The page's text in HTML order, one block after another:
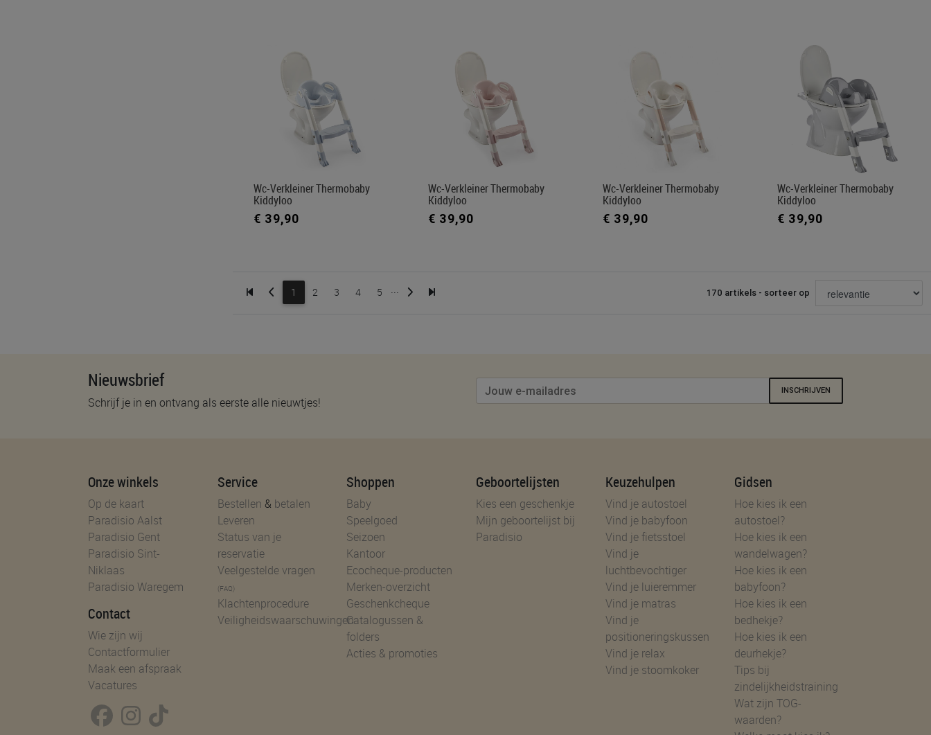
Wc-Verkleiner Thermobaby
Kiddyloo
€ 39,90
Wc-Verkleiner Thermobaby
Kiddyloo
€ 39,90
Wc-Verkleiner Thermobaby
Kiddyloo
€ 39,90
Wc-Verkleiner Thermobaby
Kiddyloo
€ 39,90
1 2 3 4 5 ... 170 artikels - sorteer op
Nieuwsbrief
Schrijf je in en ontvang als eerste alle nieuwtjes!
INSCHRIJVEN
Onze winkels
Op de kaart
Paradisio Aalst
Paradisio Gent
Paradisio Sint-
Niklaas
Paradisio Waregem
Contact
Wie zijn wij
Contactformulier
Maak een afspraak
Vacatures
Service
Bestellen & betalen
Leveren
Status van je
reservatie
Veelgestelde vragen
(FAQ)
Klachtenprocedure
Veiligheidswaarschuwingen
Shoppen
Baby
Speelgoed
Seizoen
Kantoor
Ecocheque-producten
Merken-overzicht
Geschenkcheque
Catalogussen &
folders
Acties & promoties
Geboortelijsten
Kies een geschenkje
Mijn geboortelijst bij
Paradisio
Keuzehulpen
Vind je autostoel
Vind je babyfoon
Vind je fietsstoel
Vind je
luchtbevochtiger
Vind je luieremmer
Vind je matras
Vind je
positioneringskussen
Vind je relax
Vind je stoomkoker
Gidsen
Hoe kies ik een
autostoel?
Hoe kies ik een
wandelwagen?
Hoe kies ik een
babyfoon?
Hoe kies ik een
bedhekje?
Hoe kies ik een
deurhekje?
Tips bij
zindelijkheidstraining
Wat zijn TOG-
waarden?